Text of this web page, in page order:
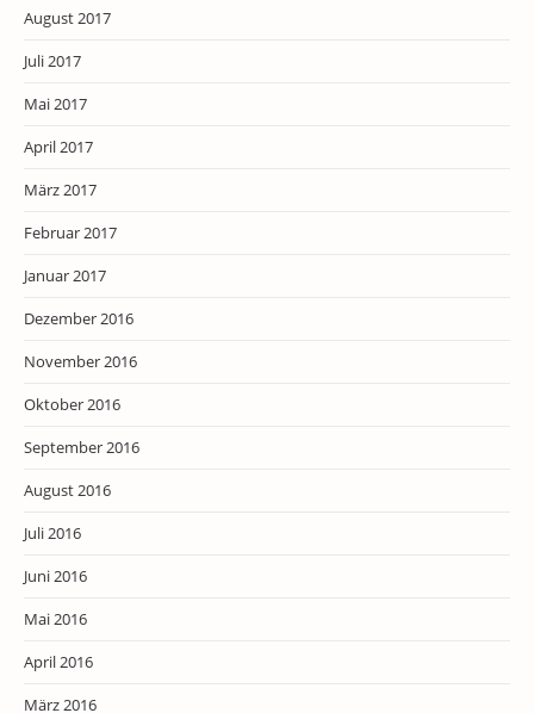
August 2017
Juli 2017
Mai 2017
April 2017
März 2017
Februar 2017
Januar 2017
Dezember 2016
November 2016
Oktober 2016
September 2016
August 2016
Juli 2016
Juni 2016
Mai 2016
April 2016
März 2016